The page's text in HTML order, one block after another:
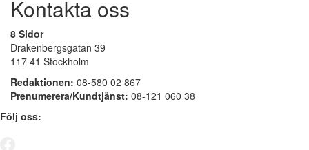
Kontakta oss
8 Sidor
Drakenbergsgatan 39
117 41 Stockholm
Redaktionen: 08-580 02 867
Prenumerera/Kundtjänst: 08-121 060 38
Följ oss: